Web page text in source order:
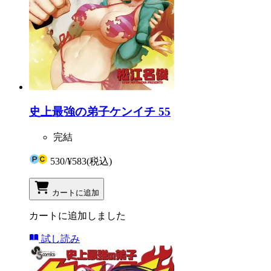
史上最強の弟子ケンイチ 55
完結
530/¥583(税込)
カートに追加
カートに追加しました
試し読み